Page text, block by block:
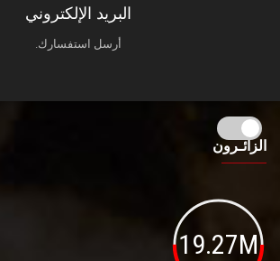
البريد الإلكتروني
أرسل استفسارك.
الزائـرون
19.27M